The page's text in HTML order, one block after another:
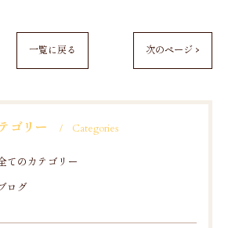
一覧に戻る 次のページ >
ゴリー Categories
てのカテゴリー
ログ